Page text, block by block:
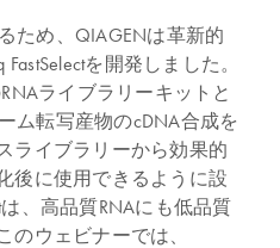
ため、QIAGENは革新的
を開発しました。
ライブラリーキットと
ム転写産物のcDNA合成を
ライブラリーから効果的
後に使用できるように設
は、高品質RNAにも低品質
のウェビナーでは、